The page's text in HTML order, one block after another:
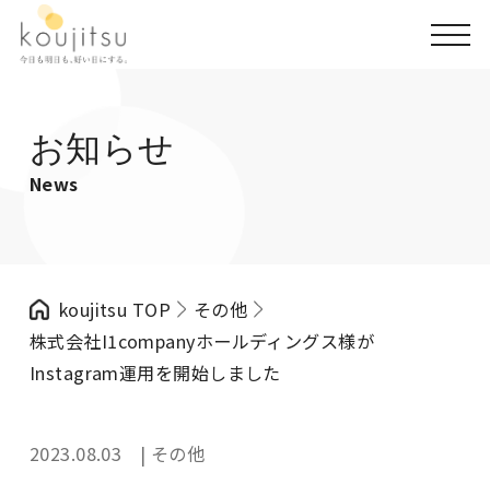
お知らせ
News
koujitsu TOP
その他
株式会社I1companyホールディングス様が
Instagram運用を開始しました
2023.08.03 | その他